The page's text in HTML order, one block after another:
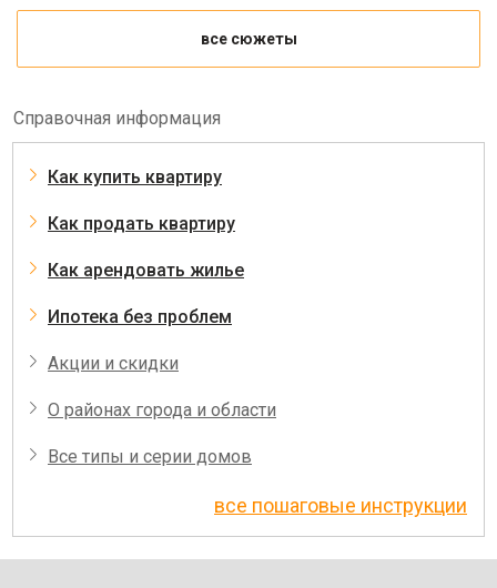
все сюжеты
Справочная информация
Как купить квартиру
Как продать квартиру
Как арендовать жилье
Ипотека без проблем
Акции и скидки
О районах города и области
Все типы и серии домов
все пошаговые инструкции